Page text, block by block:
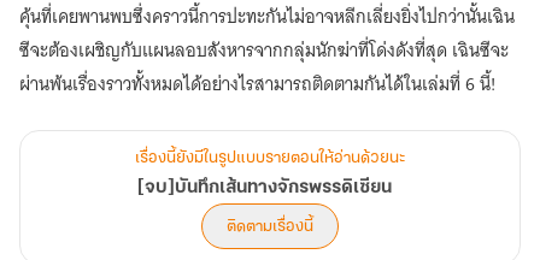
คุ้นที่เคยพานพบซึ่งคราวนี้การปะทะกันไม่อาจหลีกเลี่ยงยิ่งไปกว่านั้นเฉิน
ซีจะต้องเผชิญกับแผนลอบสังหารจากกลุ่มนักฆ่าที่โด่งดังที่สุด เฉินซีจะ
ผ่านพ้นเรื่องราวทั้งหมดได้อย่างไรสามารถติดตามกันได้ในเล่มที่ 6 นี้!
เรื่องนี้ยังมีในรูปแบบรายตอนให้อ่านด้วยนะ
[จบ]บันทึกเส้นทางจักรพรรดิเซียน
ติดตามเรื่องนี้